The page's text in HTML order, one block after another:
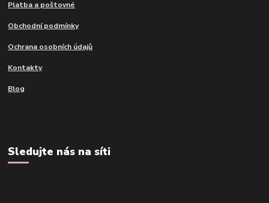
Platba a poštovné
Obchodní podmínky
Ochrana osobních údajů
Kontakty
Blog
Sledujte nás na síti